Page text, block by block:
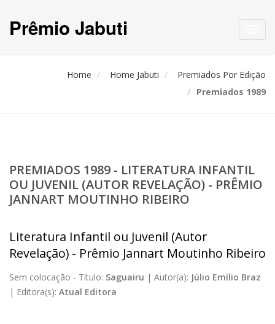
Prêmio Jabuti
Home Home Jabuti
Premiados Por Edição
Premiados 1989
PREMIADOS 1989 - LITERATURA INFANTIL
OU JUVENIL (AUTOR REVELAÇÃO) - PRÊMIO
JANNART MOUTINHO RIBEIRO
Literatura Infantil ou Juvenil (Autor
Revelação) - Prêmio Jannart Moutinho Ribeiro
Sem colocação - Título: Saguairu | Autor(a): Júlio Emílio Braz
| Editora(s): Atual Editora